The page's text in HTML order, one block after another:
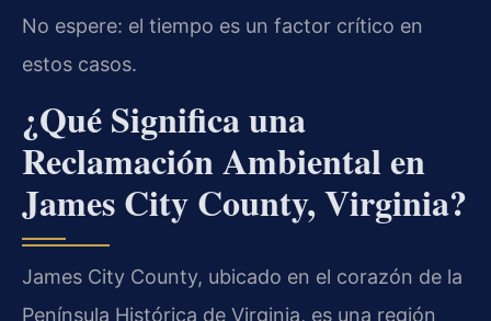
No espere: el tiempo es un factor crítico en
estos casos.
¿Qué Significa una
Reclamación Ambiental en
James City County, Virginia?
James City County, ubicado en el corazón de la
Península Histórica de Virginia, es una región